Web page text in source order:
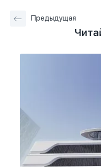
Предыдущая